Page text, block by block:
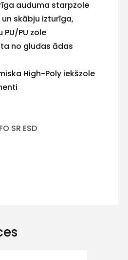
auduma starpzole
skābju izturīga,
PU zole
no gludas ādas
High-Poly iekšzole
SR ESD
mums!
Atbildēsim
pēc
iespējas
ātrāk
Vārds
E-pasts